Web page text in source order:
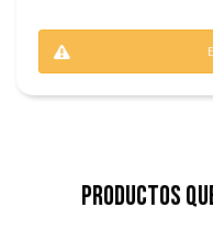
Productos